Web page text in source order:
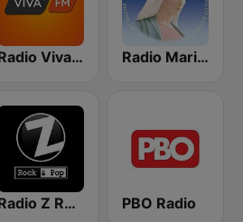
Radio Viva FM Radio Maria Perú
Radio Z Rock & Pop PBO Radio